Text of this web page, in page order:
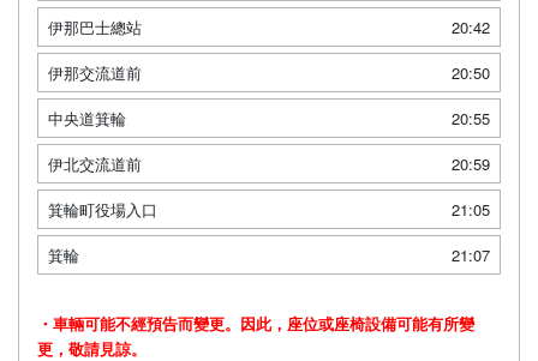
伊那巴士總站
20:42
伊那交流道前
20:50
中央道箕輪
20:55
伊北交流道前
20:59
箕輪町役場入口
21:05
箕輪
21:07
・車輛可能不經預告而變更。因此，座位或座椅設備可能有所變
更，敬請見諒。